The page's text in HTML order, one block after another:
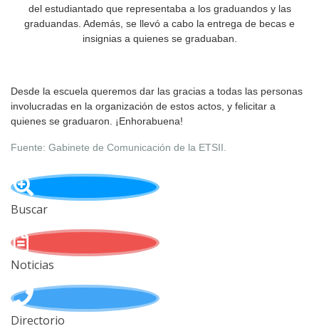
del estudiantado que representaba a los graduandos y las
graduandas. Además, se llevó a cabo la entrega de becas e
insignias a quienes se graduaban.
Desde la escuela queremos dar las gracias a todas las personas
involucradas en la organización de estos actos, y felicitar a
quienes se graduaron. ¡Enhorabuena!
Fuente: Gabinete de Comunicación de la ETSII.
Buscar
Noticias
Directorio